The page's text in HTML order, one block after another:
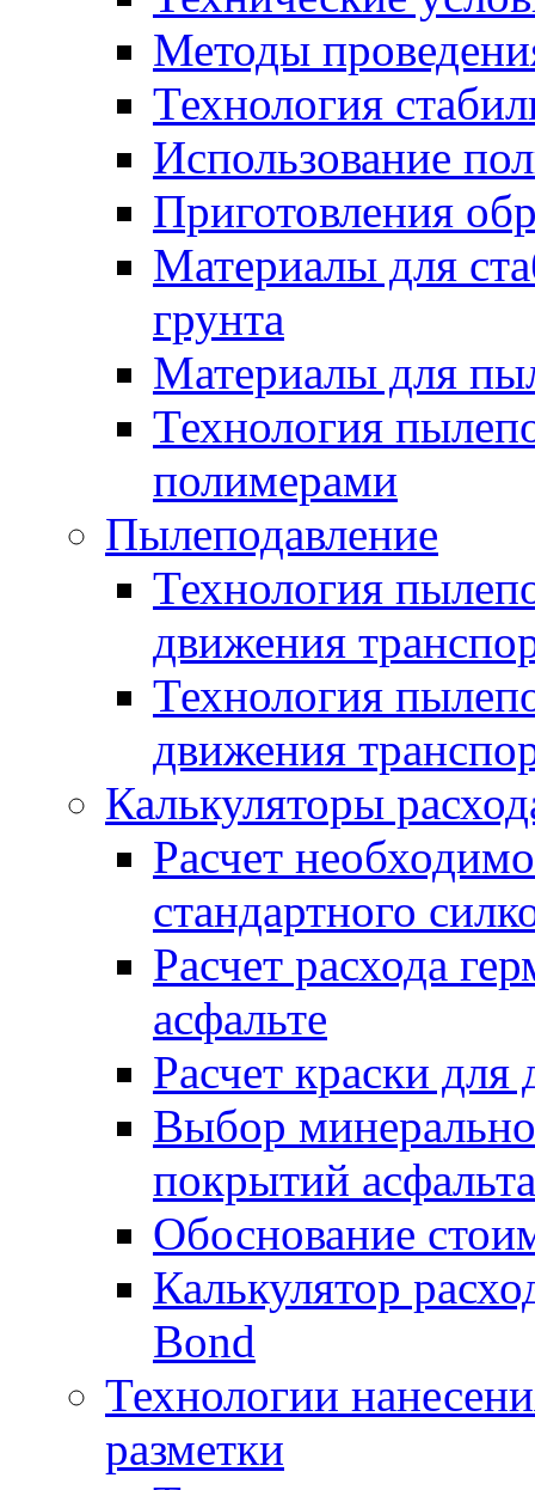
Методы
Технология
Использование
Приготовления
Материалы для
грунта
Материалы для
Технология
полимерами
Пылеподавление
Технология
движения
Технология
движения
Калькуляторы
Расчет
стандартного
Расчет расхода
асфальте
Расчет краски
Выбор
покрытий асфальта
Обоснование
Калькулятор
Bond
Технологии
разметки